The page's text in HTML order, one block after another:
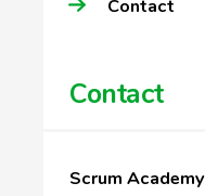
Contact
Contact
Scrum Academy